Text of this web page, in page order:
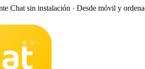
Chat sin instalación · Desde móvil y